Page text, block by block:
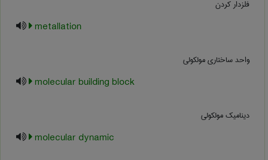
فلزدار کردن
metallation
واحد ساختاری مولکولی
molecular building block
ديناميک مولکولي
molecular dynamic